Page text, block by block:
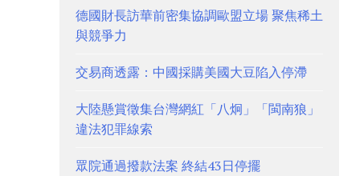
德國財長訪華前密集協調歐盟立場 聚焦稀土
與競爭力
交易商透露：中國採購美國大豆陷入停滯
大陸懸賞徵集台灣網紅「八炯」「閩南狼」
違法犯罪線索
眾院通過撥款法案 終結43日停擺